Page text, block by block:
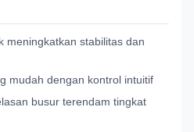
meningkatkan stabilitas dan
mudah dengan kontrol intuitif
busur terendam tingkat